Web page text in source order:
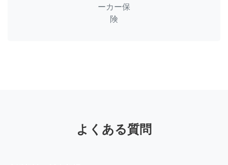
ーカー保
険
よくある質問